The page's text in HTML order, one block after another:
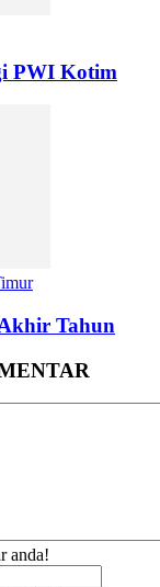
PWI Kotim
Tahun
anda!